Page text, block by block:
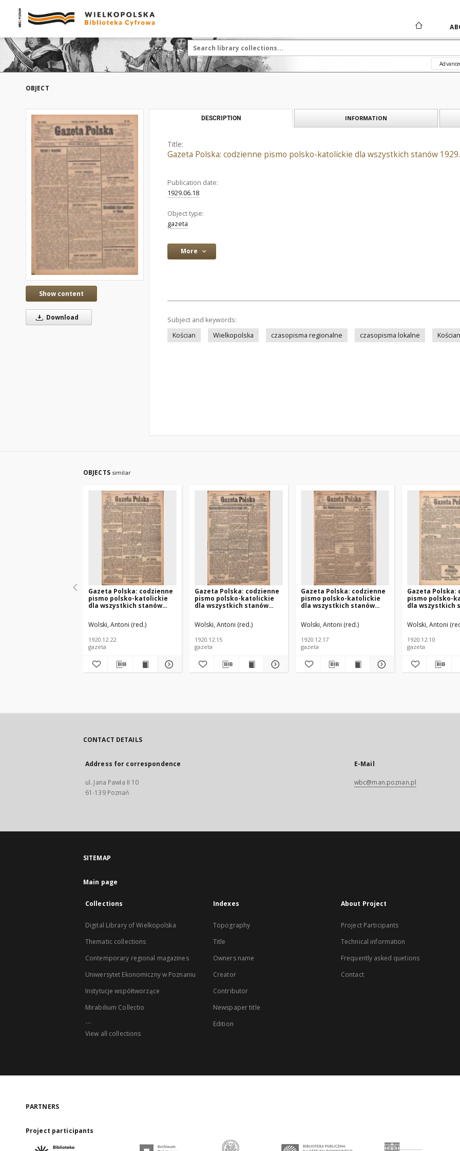
OBJECT
Show content
Download
DESCRIPTION INFORMATION
Title:
Gazeta Polska: codzienne pismo polsko-katolickie dla wszystkich stanów
Publication date:
1929.06.18
Object type:
gazeta
More
Subject and keywords:
Kościan
Wielkopolska czasopisma regionalne czasopisma lokalne Kościan
OBJECTS similar
Gazeta Polska: codzienne
pismo polsko-katolickie
dla wszystkich stanów
Wolski, Antoni (red.)
1920.12.22
gazeta
Gazeta Polska: codzienne
pismo polsko-katolickie
dla wszystkich stanów
Wolski, Antoni (red.)
1920.12.15
gazeta
Gazeta Polska: codzienne
pismo polsko-katolickie
dla wszystkich stanów
Wolski, Antoni (red.)
1920.12.17
gazeta
Gazeta Polska:
pismo polsko-
dla wszystkich
Wolski, Antoni
1920.12.10
gazeta
CONTACT DETAILS
Address for correspondence
ul. Jana Pawła II 10
61-139 Poznań
E-Mail
wbc@man.poznan.pl
SITEMAP
Main page
Collections
Digital Library of Wielkopolska
Thematic collections
Contemporary regional magazines
Uniwersytet Ekonomiczny w Poznaniu
Instytucje współtworzące
Mirabilium Collectio
...
View all collections
Indexes
Topography
Title
Owners name
Creator
Contributor
Newspaper title
Edition
About Project
Project Participants
Technical information
Frequently asked quetions
Contact
PARTNERS
Project participants